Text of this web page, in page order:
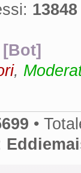
ma
tanto ma
13848
,
•